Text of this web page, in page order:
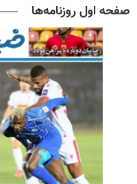
صفحه اول روزنامه‌ها